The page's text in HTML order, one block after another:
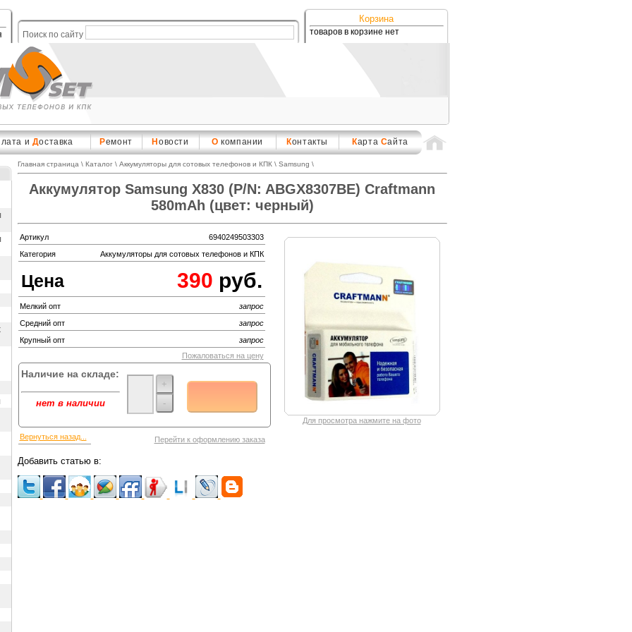
Поиск по сайту
Корзина
товаров в корзине нет
и Доставка Ремонт Н овости О компании Контакты Карта Сайта
Главная страница \ Каталог\ Аккумуляторы для сотовых телефонов и КПК\ Samsung \
Аккумулятор Samsung X830 (P/N: ABGX8307BE) Craftmann
580mAh (цвет: черный)
Артикул
6940249503303
Категория
Аккумуляторы для сотовых телефонов и КПК
Цена 390 руб.
Мелкий опт
запрос
Средний опт
запрос
Крупный опт
запрос
Пожаловаться на цену
Наличие на складе:
нет в наличии
+
-
Вернуться назад... Перейти к оформлению заказа
Для просмотра нажмите на фото
Добавить статью в: